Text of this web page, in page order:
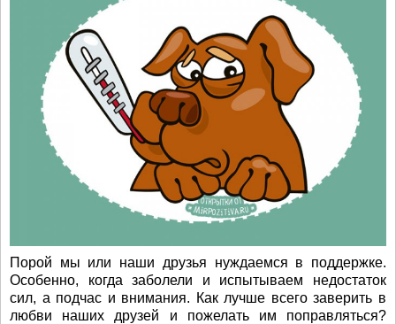
Порой мы или наши друзья нуждаемся в поддержке.
Особенно, когда заболели и испытываем недостаток
сил, а подчас и внимания. Как лучше всего заверить в
любви наших друзей и пожелать им поправляться?